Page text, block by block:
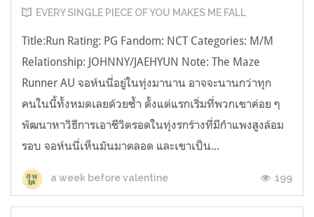
EVERY SINGLE PIECE OF YOU MAKES ME FALL
Title:Run Rating: PG Fandom: NCT Categories: M/M
Relationship: JOHNNY/JAEHYUN Note: The Maze
Runner AU จอห์นนี่อยู่ในทุ่งมานาน อาจจะนานกว่าทุก
คนในนี้ทั้งหมดเลยด้วยซ้ำ ตั้งแต่แรกเริ่มที่พวกเขาค่อย ๆ
พัฒนาหาวิธีการเอาชีวิตรอดในทุ่งรกร้างที่มีกำแพงสูงล้อม
รอบ จอห์นนี่เห็นมันมาตลอด และเขาเป็น...
a week before valentine 199